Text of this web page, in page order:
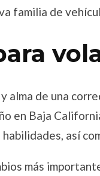
familia de
alma de una
en Baja
habilidades, así
más